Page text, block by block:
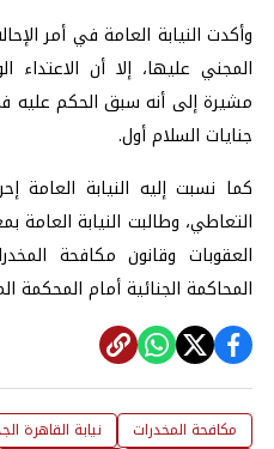
وأكدت النيابة العامة في أمر
المجني عليها، إلا أن
جنايات السلام أول.
كما نسبت إليه النيابة
التعاطي، وطالبت النيابة العامة
العقوبات وقانون مكافحة
المحاكمة الجنائية أمام المحكمة
مكافحة المخدرات نيابة القاهرة